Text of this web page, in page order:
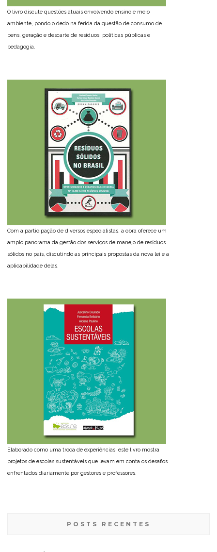
O livro discute questões atuais envolvendo ensino e meio
ambiente, pondo o dedo na ferida da questão de consumo de
bens, geração e descarte de resíduos, políticas públicas e
pedagogia.
Com a participação de diversos especialistas, a obra oferece um
amplo panorama da gestão dos serviços de manejo de resíduos
sólidos no país, discutindo as principais propostas da nova lei e a
aplicabilidade delas.
Elaborado como uma troca de experiências, este livro mostra
projetos de escolas sustentáveis que levam em conta os desafios
enfrentados diariamente por gestores e professores.
POSTS RECENTES